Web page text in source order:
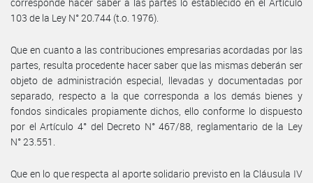
103 de la Ley N° 20.744 (t.o. 1976).
Que en cuanto a las contribuciones empresarias acordadas por las
partes, resulta procedente hacer saber que las mismas deberán ser
objeto de administración especial, llevadas y documentadas por
separado, respecto a la que corresponda a los demás bienes y
fondos sindicales propiamente dichos, ello conforme lo dispuesto
por el Artículo 4° del Decreto N° 467/88, reglamentario de la Ley
N° 23.551.
Que en lo que respecta al aporte solidario previsto en la Cláusula IV